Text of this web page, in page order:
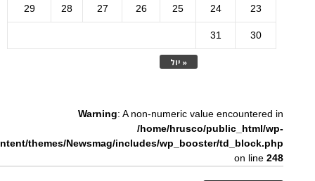
« יול
23
24
25
26
27
28
29
30
31
Warning: A non-numeric value encountered in
/home/hrusco/public_html/wp-
themes/Newsmag/includes/wp_booster/td_block.php
on line248